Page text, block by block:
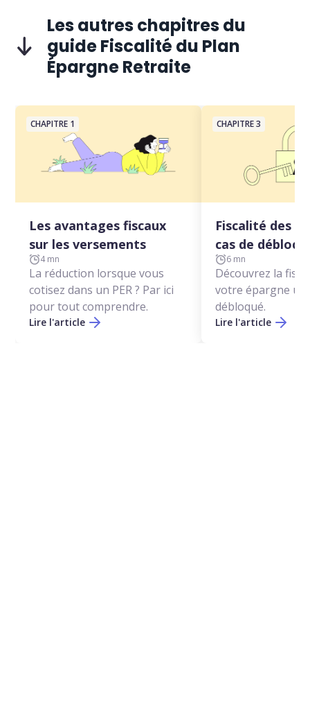
Les autres chapitres du
guide Fiscalité du Plan
Épargne Retraite
CHAPITRE 1
Les avantages fiscaux
sur les versements
4 mn
La réduction lorsque vous
cotisez dans un PER ? Par ici
pour tout comprendre.
Lire l'article
CHAPITRE 3
Fiscalité des
cas de
6 mn
Découvrez la
votre épargne
débloqué.
Lire l'article